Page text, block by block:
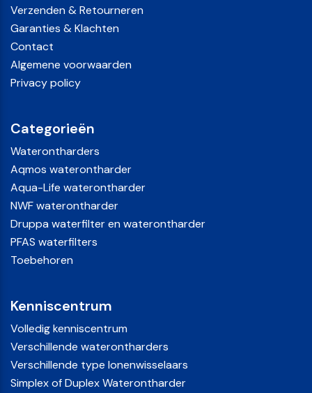
Verzenden & Retourneren
Garanties & Klachten
Contact
Algemene voorwaarden
Privacy policy
Categorieën
Waterontharders
Aqmos waterontharder
Aqua-Life waterontharder
NWF waterontharder
Druppa waterfilter en waterontharder
PFAS waterfilters
Toebehoren
Kenniscentrum
Volledig kenniscentrum
Verschillende waterontharders
Verschillende type Ionenwisselaars
Simplex of Duplex Waterontharder